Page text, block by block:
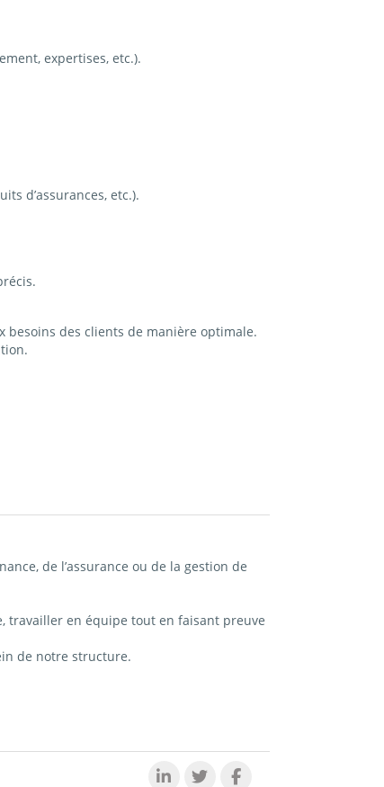
expertises, etc.).
d’assurances, etc.).
besoins des clients de manière optimale.
de l’assurance ou de la gestion de
travailler en équipe tout en faisant preuve
de notre structure.